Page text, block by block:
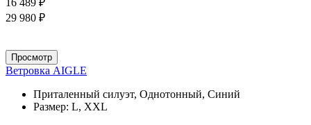
29 980 ₽
Просмотр
Ветровка AIGLE
Приталенный силуэт, Однотонный, Синий
Размер: L, XXL